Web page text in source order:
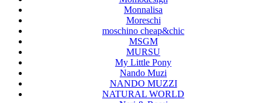
Monnalisa
Moreschi
moschino cheap&chic
MSGM
MURSU
My Little Pony
Nando Muzi
NANDO MUZZI
NATURAL WORLD